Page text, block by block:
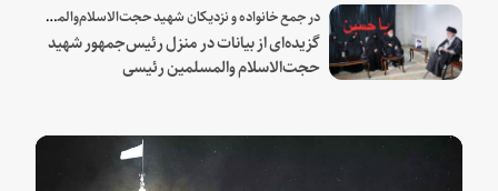
در جمع خانواده و نزدیکان شهید حجت‌الاسلام‌والمسلمین رئیسی:
گزیده‌ای از بیانات در منزل رئیس‌جمهور شهید
حجت‌الاسلام والمسلمین رئیسی